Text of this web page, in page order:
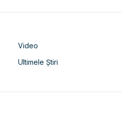
Video
Ultimele Știri